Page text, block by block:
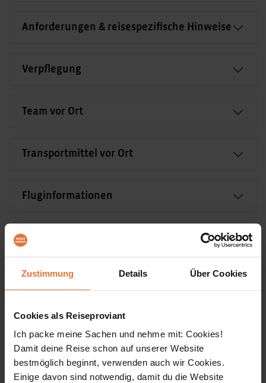
Zustimmung Details Über Cookies
Cookies als Reiseproviant
Ich packe meine Sachen und nehme mit: Cookies!
Damit deine Reise schon auf unserer Website
bestmöglich beginnt, verwenden auch wir Cookies.
Einige davon sind notwendig, damit du die Website
Anforderungen & reisespezifische Hinweise
Verpflegung
Team vor Ort
Transportmittel vor Ort
Fluginformationen
Länderinformation
In den meisten Orten sind ***-***(*) Hotels unser
Zuhause. Alle Zimmer verfügen über ein eigenes
Bad oder Dusche/WC.